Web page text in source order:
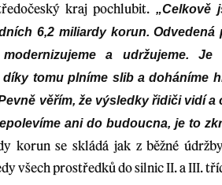
kraj pochlubit. „Celkově
6,2 miliardy korun. Odvedená
a udržujeme.
tomu plníme slib a doháníme
věřím, že výsledky řidiči vidí a
ani do budoucna, je to
korun se skládá jak z běžné
všech prostředků do silnic II. a III.